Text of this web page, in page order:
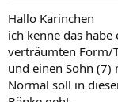
Hallo Karinchen
ich kenne das
verträumten Form/
und einen Sohn
Normal soll in